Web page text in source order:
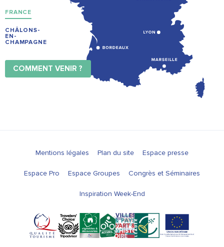
FRANCE
CHÂLONS-
EN-
CHAMPAGNE
COMMENT VENIR ?
Mentions légales Plan du site Espace presse
Espace Pro Espace Groupes Congrès et Séminaires
Inspiration Week-End